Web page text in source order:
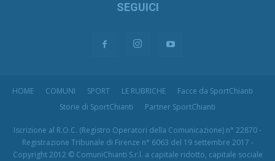
SEGUICI
HOME COMUNI SPORT LE RUBRICHE
Facce da SportChianti
Storie di SportChianti
Partner SportChianti
Iscrizione al R.O.C. (Registro Operatori della Comunicazione) n° 22870 -
Registrazione Tribunale di Firenze n° 6063 del 19 settembre 2017 -
Copyright 2012 © ComuniChianti S.r.l. a capitale ridotto, capitale sociale